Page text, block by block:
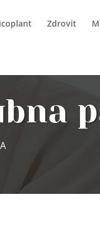
Zdrovit